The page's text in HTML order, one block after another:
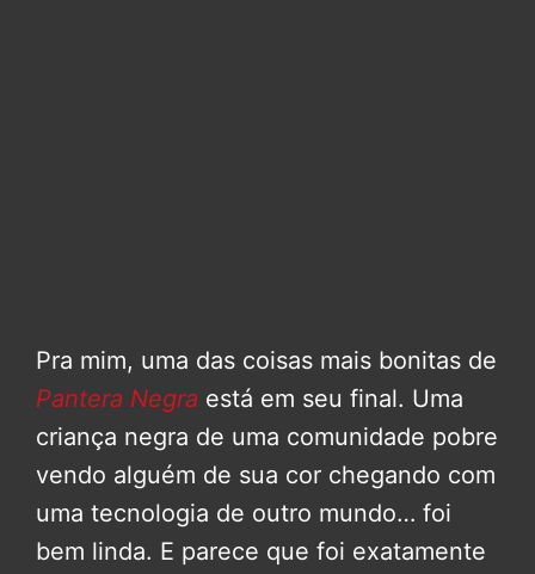
Pra mim, uma das coisas mais bonitas de
Pantera Negra está em seu final. Uma
criança negra de uma comunidade pobre
vendo alguém de sua cor chegando com
uma tecnologia de outro mundo… foi
bem linda. E parece que foi exatamente